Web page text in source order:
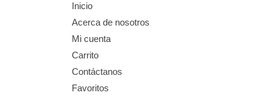
Inicio
Acerca de nosotros
Mi cuenta
Carrito
Contáctanos
Favoritos